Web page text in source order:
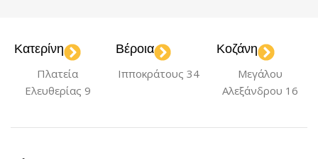
Black,Blue
Deep
Gold
Gold Silver
Titanium
Green,Pink
ΤΎΠΟΣ ΘΉΚΗΣ
Back Cover
Κατερίνη
Πλατεία
Ελευθερίας 9
Βέροια
Ιπποκράτους 34
Κοζάνη
Μεγάλου
Αλεξάνδρου 16